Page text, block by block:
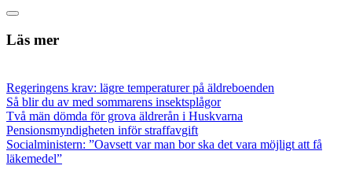
Läs mer
Regeringens krav: lägre temperaturer på äldreboenden
Så blir du av med sommarens insektsplågor
Två män dömda för grova äldrerån i Huskvarna
Pensionsmyndigheten inför straffavgift
Socialministern: ”Oavsett var man bor ska det vara möjligt att få
läkemedel”